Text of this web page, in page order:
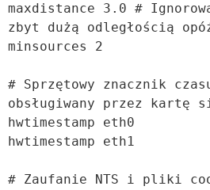
maxdistance 3.0 #
zbyt dużą odległością
minsources 2
# Sprzętowy znacznik
obsługiwany przez kartę
hwtimestamp eth0
hwtimestamp eth1
# Zaufanie NTS i pliki